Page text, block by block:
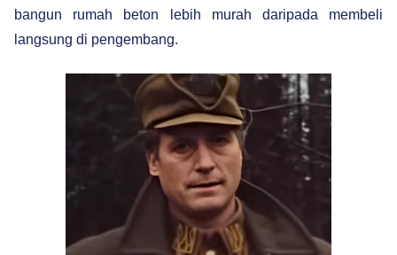
bangun rumah beton lebih murah daripada membeli
langsung di pengembang.